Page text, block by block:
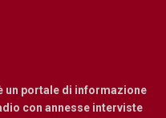
un portale di informazione
con annesse interviste